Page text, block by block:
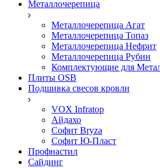
Металлочерепица
Металлочерепица Агат
Металлочерепица Топаз
Металлочерепица Нефрит
Металлочерепица Рубин
Комплектующие для
Плиты OSB
Подшивка свесов кровли
VOX Infratop
Айдахо
Софит Bryza
Софит Ю-Пласт
Профнастил
Сайдинг